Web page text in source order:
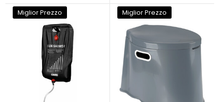
Miglior Prezzo Miglior Prezzo